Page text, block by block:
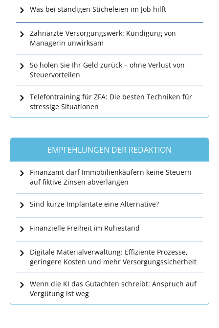
Was bei ständigen Sticheleien im Job hilft
Zahnärzte-Versorgungswerk: Kündigung von
Managerin unwirksam
So holen Sie Ihr Geld zurück – ohne Verlust von
Steuervorteilen
Telefontraining für ZFA: Die besten Techniken für
stressige Situationen
EMPFEHLUNGEN DER REDAKTION
Finanzamt darf Immobilienkäufern keine Steuern
auf fiktive Zinsen abverlangen
Sind kurze Implantate eine Alternative?
Finanzielle Freiheit im Ruhestand
Digitale Materialverwaltung: Effiziente Prozesse,
geringere Kosten und mehr Versorgungssicherheit
Wenn die KI das Gutachten schreibt: Anspruch auf
Vergütung ist weg